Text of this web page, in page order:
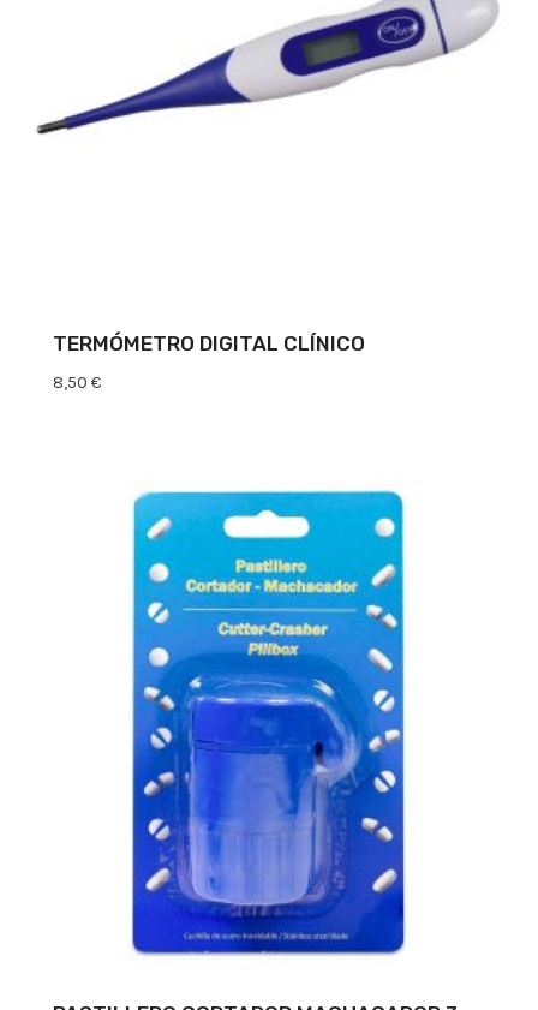
TERMÓMETRO DIGITAL CLÍNICO
8,50 €